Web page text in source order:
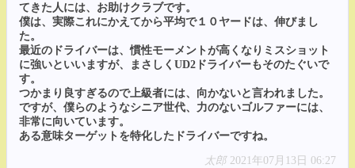
てきた人には、お助けクラブです。
僕は、実際これにかえてから平均で１０ヤードは、伸びまし
た。
最近のドライバーは、慣性モーメントが高くなりミスショット
に強いといいますが、まさしくUD2ドライバーもそのたぐいで
す。
つかまり良すぎるので上級者には、向かないと言われました。
ですが、僕らのようなシニア世代、力のないゴルファーには、
非常に向いています。
ある意味ターゲットを特化したドライバーですね。
太郎2021年07月13日 06:27